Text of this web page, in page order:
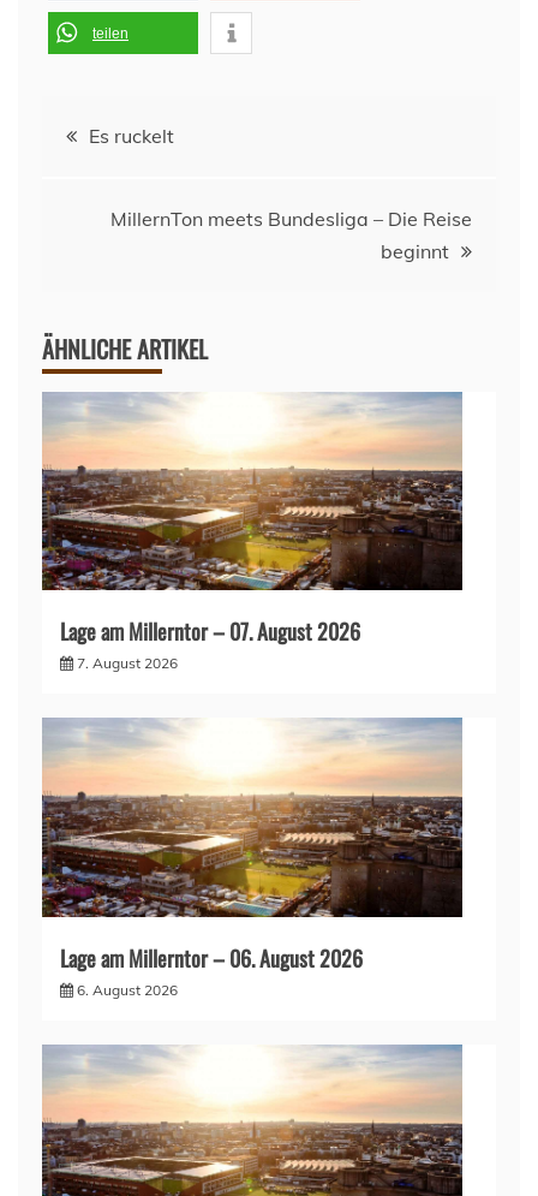
teilen
Beitragsnavigation
Es ruckelt
MillernTon meets Bundesliga – Die Reise
beginnt
ÄHNLICHE ARTIKEL
Lage am Millerntor – 07. August 2026
7. August 2026
Lage am Millerntor – 06. August 2026
6. August 2026